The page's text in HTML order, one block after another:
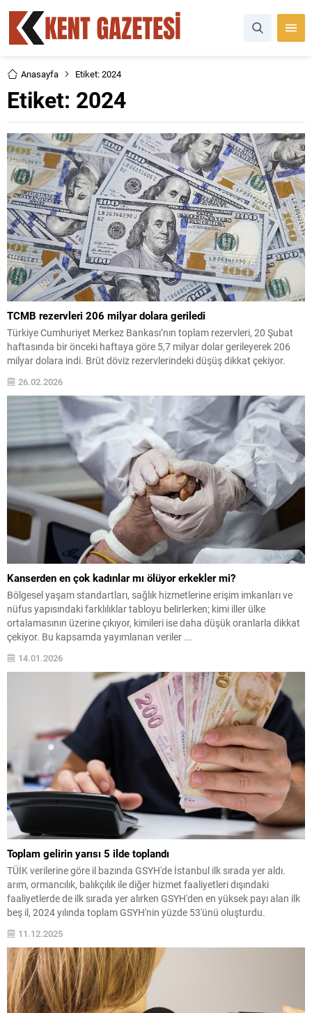
Anasayfa Etiket: 2024
Etiket: 2024
TCMB rezervleri 206 milyar dolara geriledi
Türkiye Cumhuriyet Merkez Bankası’nın toplam rezervleri, 20 Şubat
haftasında bir önceki haftaya göre 5,7 milyar dolar gerileyerek 206
milyar dolara indi. Brüt döviz rezervlerindeki düşüş dikkat çekiyor.
26.02.2026
Kanserden en çok kadınlar mı ölüyor erkekler mi?
Bölgesel yaşam standartları, sağlık hizmetlerine erişim imkanları ve
nüfus yapısındaki farklılıklar tabloyu belirlerken; kimi iller ülke
ortalamasının üzerine çıkıyor, kimileri ise daha düşük oranlarla dikkat
çekiyor. Bu kapsamda yayımlanan veriler ...
14.01.2026
Toplam gelirin yarısı 5 ilde toplandı
TÜİK verilerine göre il bazında GSYH'de İstanbul ilk sırada yer aldı.
arım, ormancılık, balıkçılık ile diğer hizmet faaliyetleri dışındaki
faaliyetlerde de ilk sırada yer alırken GSYH'den en yüksek payı alan ilk
beş il, 2024 yılında toplam GSYH'nin yüzde 53'ünü oluşturdu.
11.12.2025